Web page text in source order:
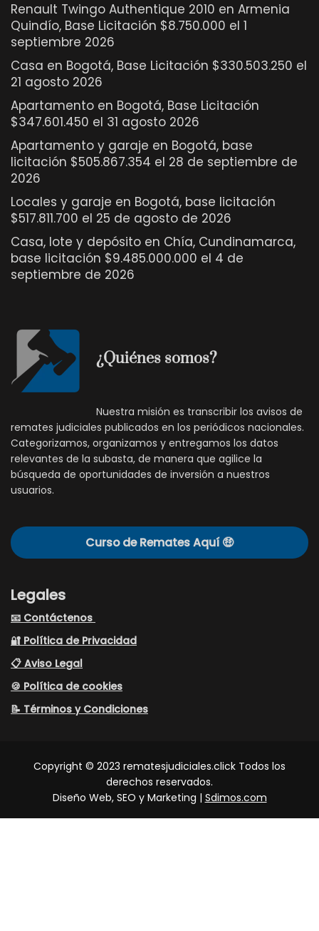
Renault Twingo Authentique 2010 en Armenia
Quindío, Base Licitación $8.750.000 el 1
septiembre 2026
Casa en Bogotá, Base Licitación $330.503.250 el
21 agosto 2026
Apartamento en Bogotá, Base Licitación
$347.601.450 el 31 agosto 2026
Apartamento y garaje en Bogotá, base
licitación $505.867.354 el 28 de septiembre de
2026
Locales y garaje en Bogotá, base licitación
$517.811.700 el 25 de agosto de 2026
Casa, lote y depósito en Chía, Cundinamarca,
base licitación $9.485.000.000 el 4 de
septiembre de 2026
¿Quiénes somos?
Nuestra misión es transcribir los avisos de
remates judiciales publicados en los periódicos nacionales.
Categorizamos, organizamos y entregamos los datos
relevantes de la subasta, de manera que agilice la
búsqueda de oportunidades de inversión a nuestros
usuarios.
Curso de Remates Aquí 🤑
Legales
📧 Contáctenos
🔐 Política de Privacidad
📋 Aviso Legal
🍪 Política de cookies
📝 Términos y Condiciones
Copyright © 2023 rematesjudiciales.click Todos los
derechos reservados.
Diseño Web, SEO y Marketing | Sdimos.com